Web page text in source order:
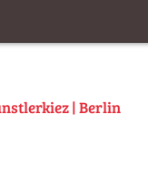
| Berlin